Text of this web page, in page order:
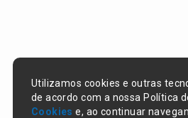
Utilizamos cookies e outras
de acordo com a nossa Política
Cookies e, ao continuar